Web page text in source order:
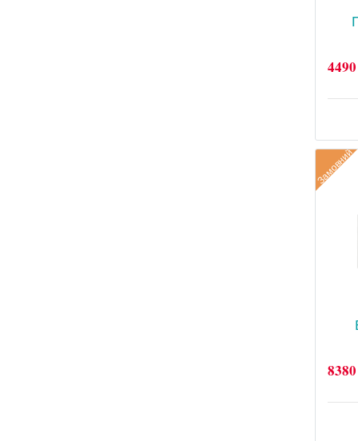
Замовний